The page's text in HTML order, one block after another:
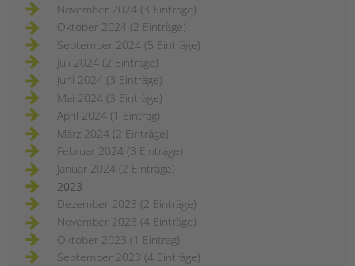
November 2024 (3 Einträge)
Oktober 2024 (2 Einträge)
September 2024 (5 Einträge)
Juli 2024 (2 Einträge)
Juni 2024 (3 Einträge)
Mai 2024 (3 Einträge)
April 2024 (1 Eintrag)
März 2024 (2 Einträge)
Februar 2024 (3 Einträge)
Januar 2024 (2 Einträge)
2023
Dezember 2023 (2 Einträge)
November 2023 (4 Einträge)
Oktober 2023 (1 Eintrag)
September 2023 (4 Einträge)